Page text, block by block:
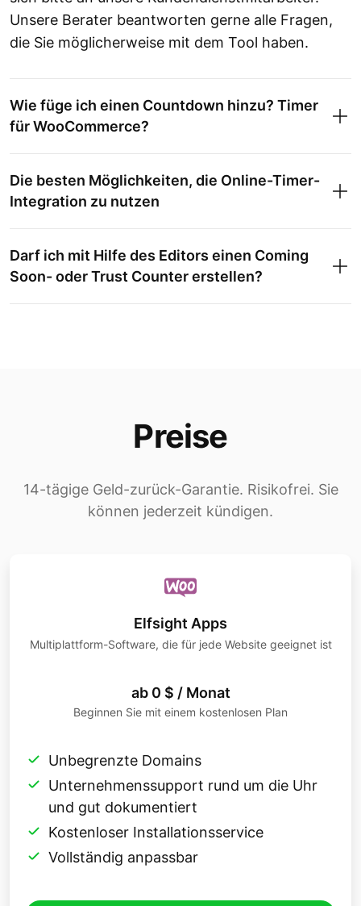
Unsere Berater beantworten gerne alle Fragen,
die Sie möglicherweise mit dem Tool haben.
Wie füge ich einen Countdown hinzu? Timer
für WooCommerce?
Die besten Möglichkeiten, die Online-Timer-
Integration zu nutzen
Darf ich mit Hilfe des Editors einen Coming
Soon- oder Trust Counter erstellen?
Preise
14-tägige Geld-zurück-Garantie. Risikofrei. Sie
können jederzeit kündigen.
Elfsight Apps
Multiplattform-Software, die für jede Website geeignet ist
ab 0 $ / Monat
Beginnen Sie mit einem kostenlosen Plan
Unbegrenzte Domains
Unternehmenssupport rund um die Uhr
und gut dokumentiert
Kostenloser Installationsservice
Vollständig anpassbar